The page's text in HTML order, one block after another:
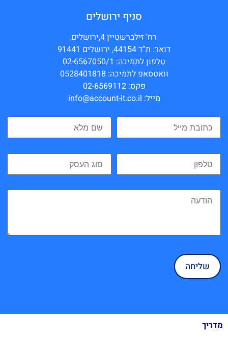
סניף ירושלים
רח’ זילברשטיין 4,ירושלים
דואר: ת”ד 44154, ירושלים 91441
טלפון לתמיכה: 02-6567050/1
וואטסאפ לתמיכה: 0528401818
פקס: 02-6569112
מייל: info@account-it.co.il
מדריך